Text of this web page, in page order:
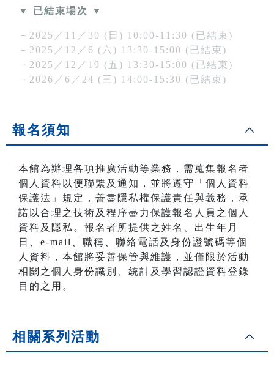
▼ 已結束場次 ▼
－2025／11／30 (日) 10:00-11:30 (已結束)
－2025／12／6 (六) 13:30-15:00 (已結束)
－2025／12／19 (五) 13:30-15:00 (已結束)
－2026／6／24 (三) 14:00-15:30 (已結束)
報名須知
本館為辦理各項推廣活動等業務，需蒐集報名者
個人資料以便聯繫及通知，並將遵守「個人資料
保護法」規定，善盡隱私權保護責任與義務，承
諾以合理之技術及程序盡力保護報名人員之個人
資料及隱私。報名者所提供之姓名、出生年月
日、e-mail、職稱、聯絡電話及身份證號碼等個
人資料，本館將妥善保管與維護，並僅限於活動
相關之個人身份識別、統計及學習認證資料登錄
目的之用。
相關系列活動